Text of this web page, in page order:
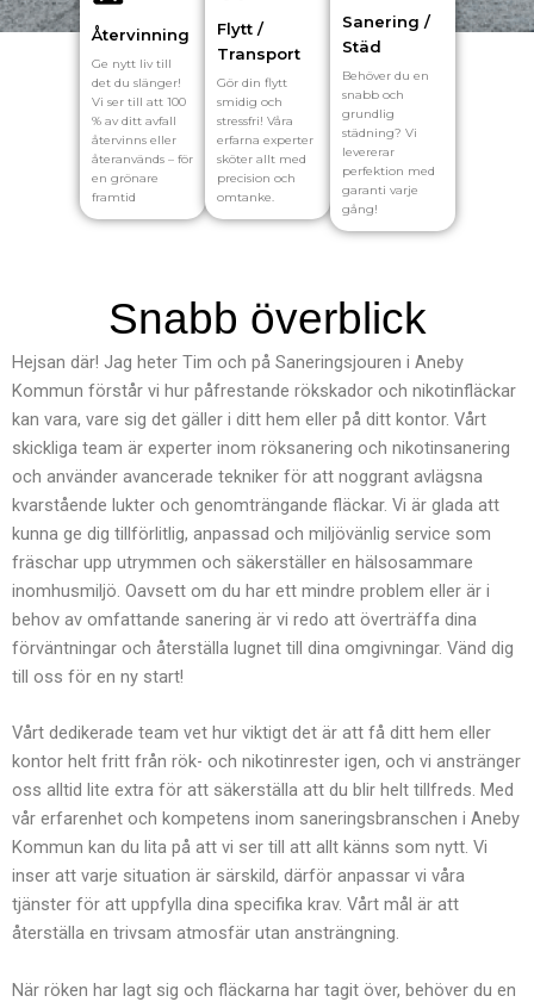
Återvinning
Ge nytt liv till
det du slänger!
Vi ser till att 100
% av ditt avfall
återvinns eller
återanvänds – för
en grönare
framtid
Flytt /
Transport
Gör din flytt
smidig och
stressfri! Våra
erfarna experter
sköter allt med
precision och
omtanke.
Sanering /
Städ
Behöver du en
snabb och
grundlig
städning? Vi
levererar
perfektion med
garanti varje
gång!
Snabb överblick
Hejsan där! Jag heter Tim och på Saneringsjouren i Aneby
Kommun förstår vi hur påfrestande rökskador och nikotinfläckar
kan vara, vare sig det gäller i ditt hem eller på ditt kontor. Vårt
skickliga team är experter inom röksanering och nikotinsanering
och använder avancerade tekniker för att noggrant avlägsna
kvarstående lukter och genomträngande fläckar. Vi är glada att
kunna ge dig tillförlitlig, anpassad och miljövänlig service som
fräschar upp utrymmen och säkerställer en hälsosammare
inomhusmiljö. Oavsett om du har ett mindre problem eller är i
behov av omfattande sanering är vi redo att överträffa dina
förväntningar och återställa lugnet till dina omgivningar. Vänd dig
till oss för en ny start!
Vårt dedikerade team vet hur viktigt det är att få ditt hem eller
kontor helt fritt från rök- och nikotinrester igen, och vi anstränger
oss alltid lite extra för att säkerställa att du blir helt tillfreds. Med
vår erfarenhet och kompetens inom saneringsbranschen i Aneby
Kommun kan du lita på att vi ser till att allt känns som nytt. Vi
inser att varje situation är särskild, därför anpassar vi våra
tjänster för att uppfylla dina specifika krav. Vårt mål är att
återställa en trivsam atmosfär utan ansträngning.
När röken har lagt sig och fläckarna har tagit över, behöver du en